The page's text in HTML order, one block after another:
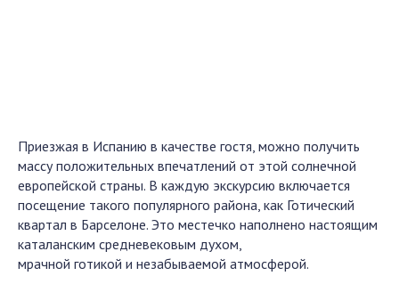
Приезжая в Испанию в качестве гостя, можно получить
массу положительных впечатлений от этой солнечной
европейской страны. В каждую экскурсию включается
посещение такого популярного района, как Готический
квартал в Барселоне. Это местечко наполнено настоящим
каталанским средневековым духом,
мрачной готикой и незабываемой атмосферой.